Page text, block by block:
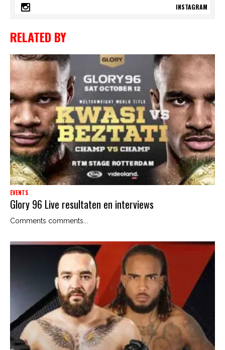
INSTAGRAM
RELATED BY
EVENTS
Glory 96 Live resultaten en interviews
Comments comments...